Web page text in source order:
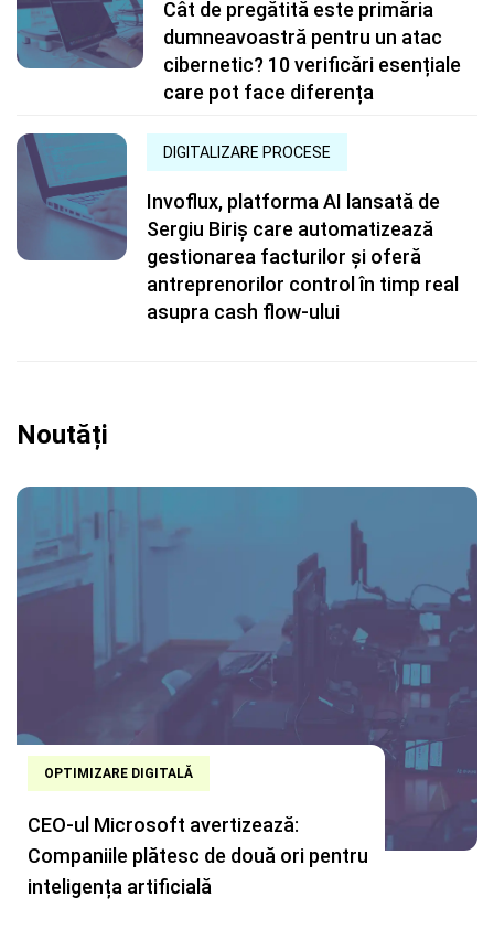
Cât de pregătită este primăria
dumneavoastră pentru un atac
cibernetic? 10 verificări esențiale
care pot face diferența
DIGITALIZARE PROCESE
Invoflux, platforma AI lansată de
Sergiu Biriș care automatizează
gestionarea facturilor și oferă
antreprenorilor control în timp real
asupra cash flow-ului
Noutăți
OPTIMIZARE DIGITALĂ
CEO-ul Microsoft avertizează:
Companiile plătesc de două ori pentru
inteligența artificială